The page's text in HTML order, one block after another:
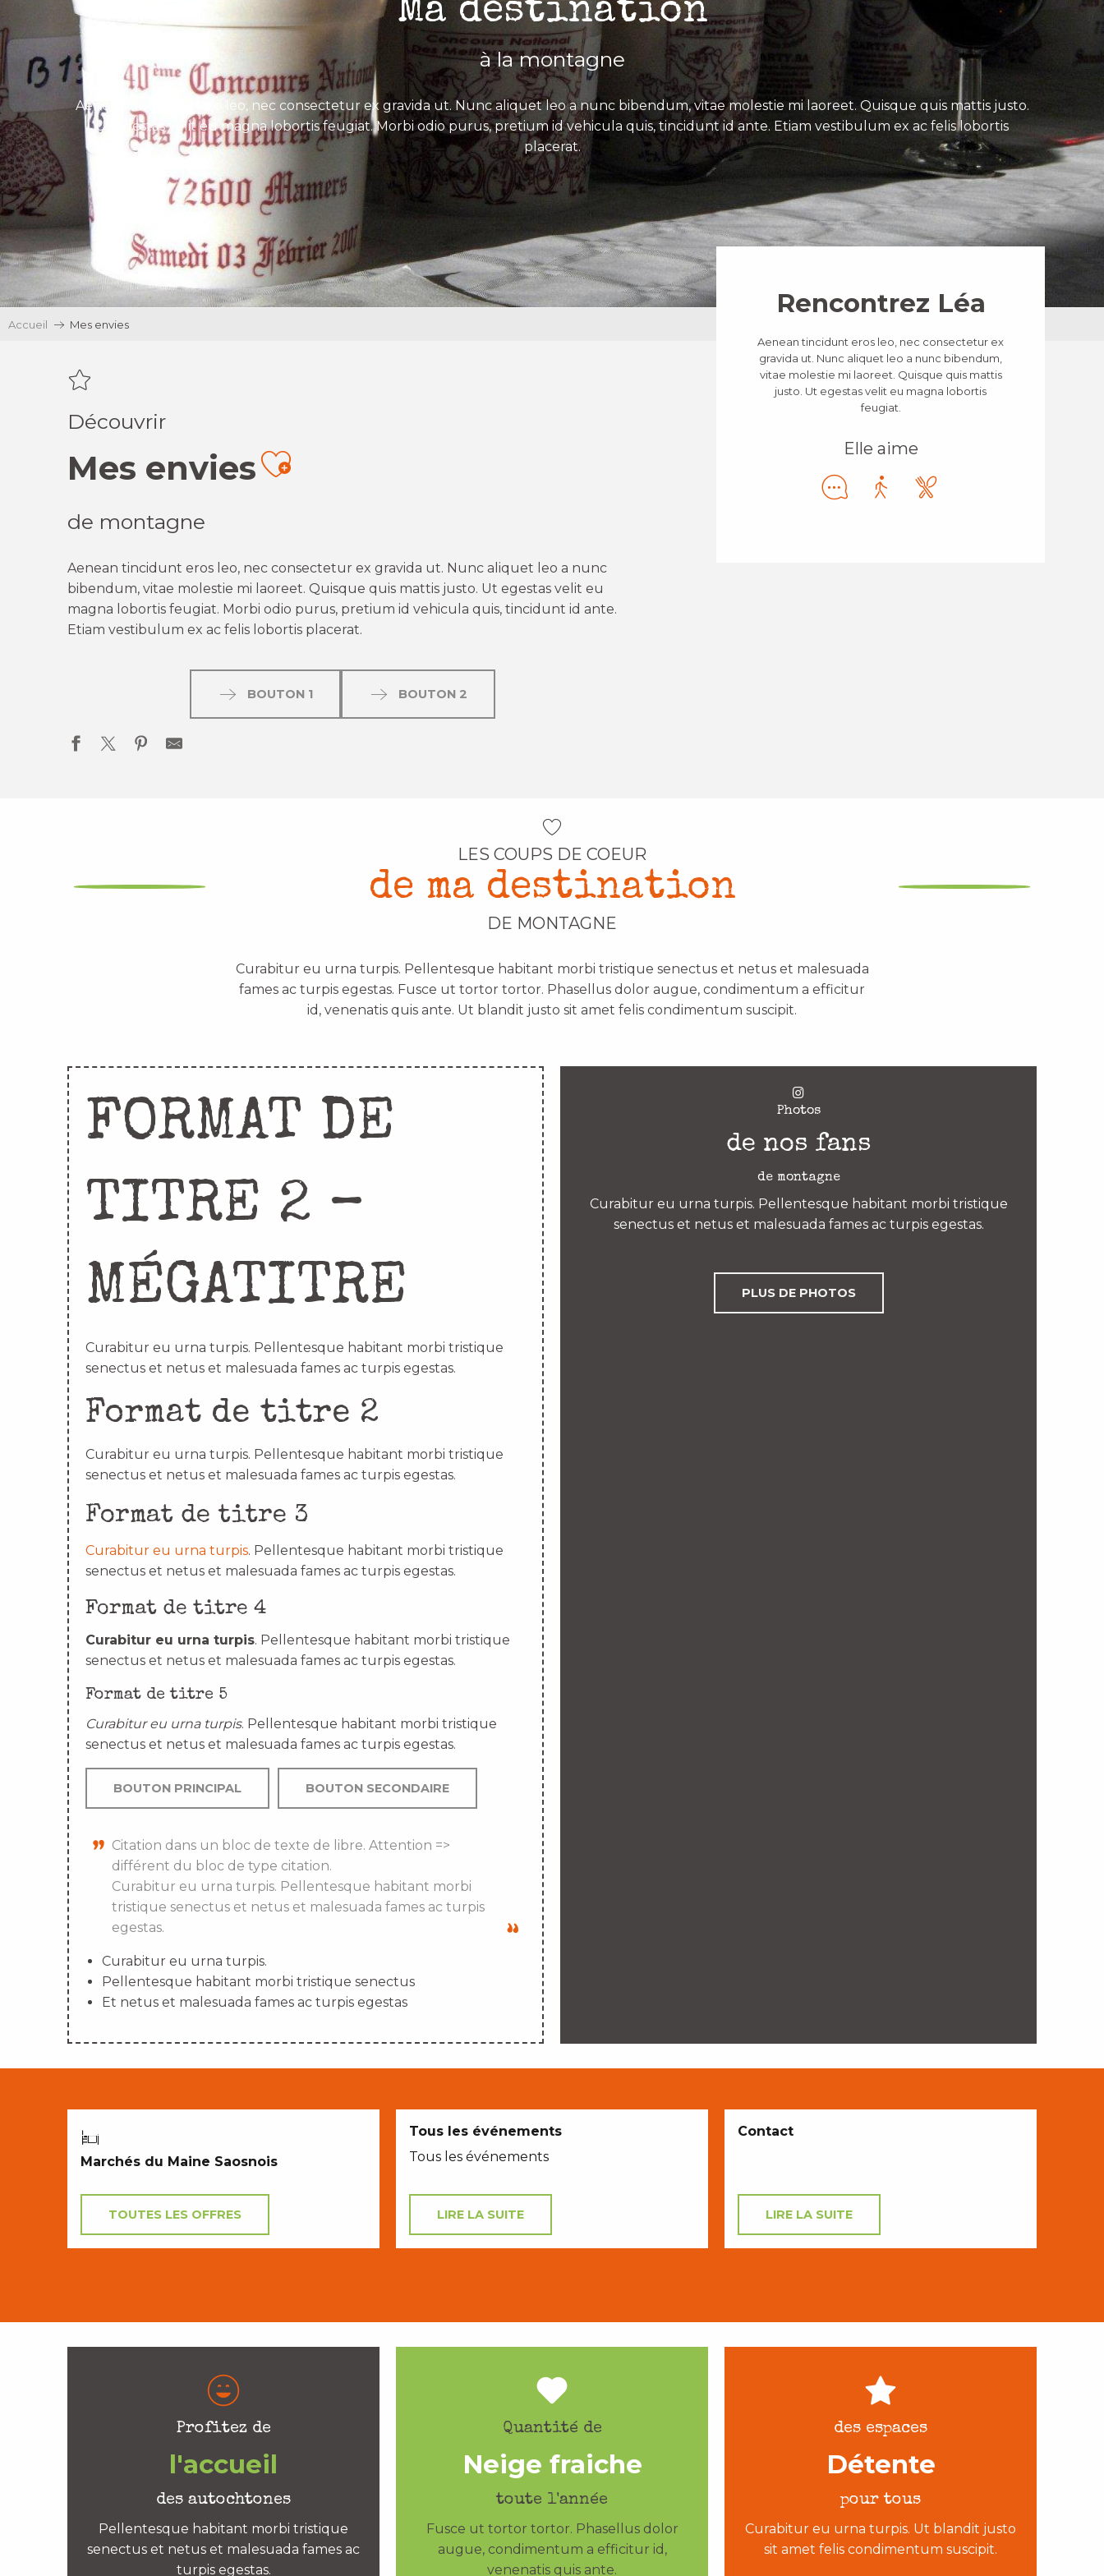
Ma destination
à la montagne
Aenean tincidunt eros leo, nec consectetur ex gravida ut. Nunc aliquet leo a nunc bibendum, vitae molestie mi laoreet. Quisque quis mattis justo.
Ut egestas velit eu magna lobortis feugiat. Morbi odio purus, pretium id vehicula quis, tincidunt id ante. Etiam vestibulum ex ac felis lobortis
placerat.
Accueil Mes envies
Découvrir
Mes enviesAjouter aux favoris
de montagne
Aenean tincidunt eros leo, nec consectetur ex gravida ut. Nunc aliquet leo a nunc
bibendum, vitae molestie mi laoreet. Quisque quis mattis justo. Ut egestas velit eu
magna lobortis feugiat. Morbi odio purus, pretium id vehicula quis, tincidunt id ante.
Etiam vestibulum ex ac felis lobortis placerat.
BOUTON 1 BOUTON 2
Rencontrez Léa
Aenean tincidunt eros leo, nec consectetur ex
gravida ut. Nunc aliquet leo a nunc bibendum,
vitae molestie mi laoreet. Quisque quis mattis
justo. Ut egestas velit eu magna lobortis
feugiat.
Elle aime
LES COUPS DE COEUR
de ma destination
DE MONTAGNE
Curabitur eu urna turpis. Pellentesque habitant morbi tristique senectus et netus et malesuada
fames ac turpis egestas. Fusce ut tortor tortor. Phasellus dolor augue, condimentum a efficitur
id, venenatis quis ante. Ut blandit justo sit amet felis condimentum suscipit.
FORMAT DE
TITRE 2 –
MÉGATITRE
Curabitur eu urna turpis. Pellentesque habitant morbi tristique
senectus et netus et malesuada fames ac turpis egestas.
Format de titre 2
Curabitur eu urna turpis. Pellentesque habitant morbi tristique
senectus et netus et malesuada fames ac turpis egestas.
Format de titre 3
Curabitur eu urna turpis. Pellentesque habitant morbi tristique
senectus et netus et malesuada fames ac turpis egestas.
Format de titre 4
Curabitur eu urna turpis. Pellentesque habitant morbi tristique
senectus et netus et malesuada fames ac turpis egestas.
Format de titre 5
Curabitur eu urna turpis. Pellentesque habitant morbi tristique
senectus et netus et malesuada fames ac turpis egestas.
BOUTON PRINCIPAL BOUTON SECONDAIRE
Citation dans un bloc de texte de libre. Attention =>
différent du bloc de type citation.
Curabitur eu urna turpis. Pellentesque habitant morbi
tristique senectus et netus et malesuada fames ac turpis
egestas.
Curabitur eu urna turpis.
Pellentesque habitant morbi tristique senectus
Et netus et malesuada fames ac turpis egestas
Photos
de nos fans
de montagne
Curabitur eu urna turpis. Pellentesque habitant morbi tristique
senectus et netus et malesuada fames ac turpis egestas.
PLUS DE PHOTOS
Marchés du Maine Saosnois
TOUTES LES OFFRES
Tous les événements
Tous les événements
LIRE LA SUITE
Contact
LIRE LA SUITE
Profitez de
l'accueil
des autochtones
Pellentesque habitant morbi tristique
senectus et netus et malesuada fames ac
turpis egestas.
Quantité de
Neige fraiche
toute l'année
Fusce ut tortor tortor. Phasellus dolor
augue, condimentum a efficitur id,
venenatis quis ante.
des espaces
Détente
pour tous
Curabitur eu urna turpis. Ut blandit justo
sit amet felis condimentum suscipit.